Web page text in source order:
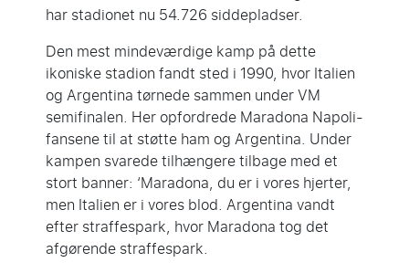
har stadionet nu 54.726 siddepladser.
Den mest mindeværdige kamp på dette
ikoniske stadion fandt sted i 1990, hvor Italien
og Argentina tørnede sammen under VM
semifinalen. Her opfordrede Maradona Napoli-
fansene til at støtte ham og Argentina. Under
kampen svarede tilhængere tilbage med et
stort banner: ‘Maradona, du er i vores hjerter,
men Italien er i vores blod. Argentina vandt
efter straffespark, hvor Maradona tog det
afgørende straffespark.